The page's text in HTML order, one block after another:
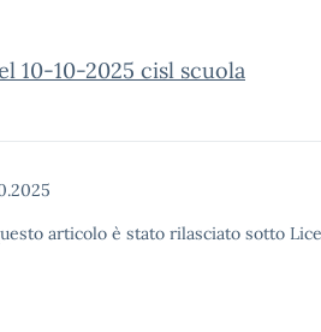
10-10-2025 cisl scuola
articolo è stato rilasciato sotto